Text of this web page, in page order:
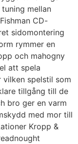
mellan
CD-
sidomontering
rymmer en
och mahogny
att spela
vilken spelstil som
tillgång till de
bro ger en varm
med mor till
Kropp &